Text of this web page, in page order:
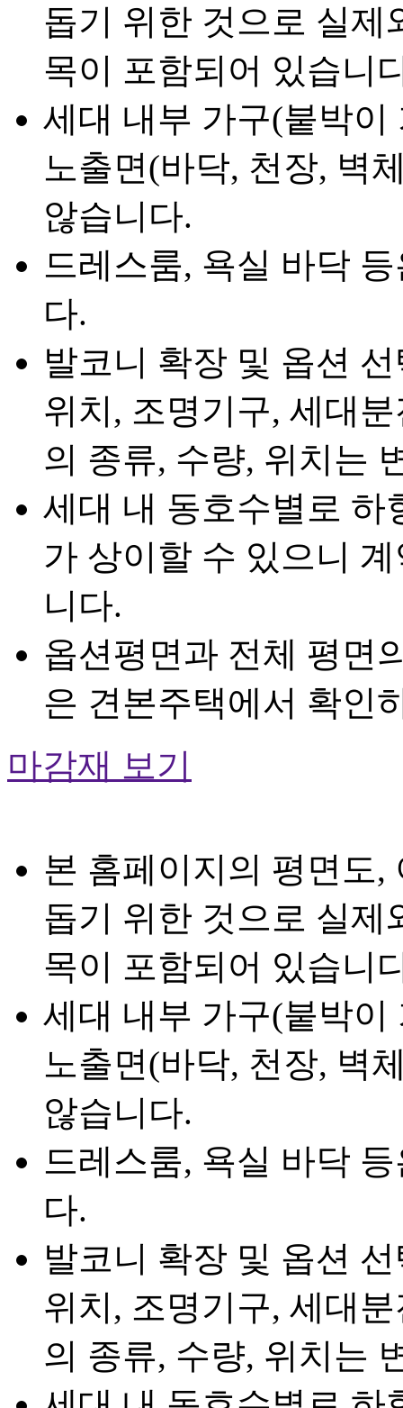
돕기 위한 것으로 실제
목이 포함되어 있습니
세대 내부 가구(붙박
노출면(바닥, 천장, 벽
않습니다.
드레스룸, 욕실 바닥
다.
발코니 확장 및 옵션
위치, 조명기구, 세대
의 종류, 수량, 위치는
세대 내 동호수별로 하
가 상이할 수 있으니
니다.
옵션평면과 전체 평면
은 견본주택에서 확인
마감재 보기
본 홈페이지의 평면도,
돕기 위한 것으로 실제
목이 포함되어 있습니
세대 내부 가구(붙박
노출면(바닥, 천장, 벽
않습니다.
드레스룸, 욕실 바닥
다.
발코니 확장 및 옵션
위치, 조명기구, 세대
의 종류, 수량, 위치는